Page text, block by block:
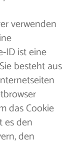
verwenden
ID ist eine
besteht aus
das Cookie
es den
den